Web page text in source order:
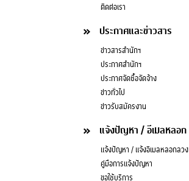
ติดต่อเรา
ประกาศและข่าวสาร
ข่าวสารสำนักฯ
ประกาศสำนักฯ
ประกาศจัดซื้อจัดจ้าง
ข่าวทั่วไป
ข่าวรับสมัครงาน
แจ้งปัญหา / อีเมลหลอก
แจ้งปัญหา / แจ้งอีเมลหลอกลวง
คู่มือการแจ้งปัญหา
ขอใช้บริการ